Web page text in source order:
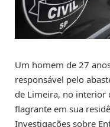
Um homem de 27
responsável pelo
de Limeira, no interior
flagrante em sua
Investigações sobre